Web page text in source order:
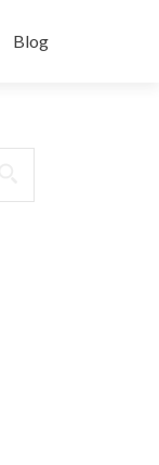
Blog